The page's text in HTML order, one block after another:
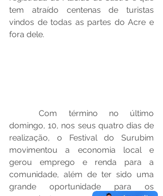
tem atraído centenas de turistas
vindos de todas as partes do Acre e
fora dele.
Com término no último
domingo, 10, nos seus quatro dias de
realização, o Festival do Surubim
movimentou a economia local e
gerou emprego e renda para a
comunidade, além de ter sido uma
grande oportunidade para os